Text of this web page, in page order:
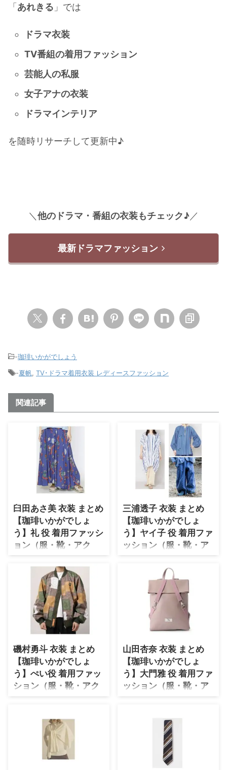
「 あれきる 」では
ドラマ衣装
TV番組の着用ファッション
芸能人の私服
女子アナの衣装
ドラマインテリア
を随時リサーチして更新中♪
＼他のドラマ・番組の衣装もチェック♪／
最新ドラマファッション
-珈琲いかがでしょう
-夏帆, TV･ドラマ着用衣装 レディースファッション
関連記事
臼田あさ美 衣装 まとめ
【珈琲いかがでしょ
う】礼 役 着用ファッシ
ョン（服・靴・アク
セ・バッグなど）ブラ
ンド紹介♪
臼田あさ美さんがドラマ【珈琲い
かがでしょう】礼 役で着用して
いるファッション・衣装（服・バ
ッグ・アクセサリー・腕時計・靴
など）のブランドやコーデを最終
話までまとめています♪(*^^*)
【随時チェックして更新！】
《日本テレビ》2021年 春ドラマ
♪ 臼田あさ美さんのプロフィー
ル（年齢・身長）過去に出演した
ドラマの衣装 生年月日 1984年10
⇒ 臼田あさ美さんの衣 ...
三浦透子 衣装 まとめ
【珈琲いかがでしょ
う】ヤイ子 役 着用ファ
ッション（服・靴・ア
クセ・バッグなど）ブ
ランド紹介♪
三浦透子さんがドラマ【珈琲いか
がでしょう】ヤイ子役で着用して
いるファッション・衣装（服・バ
ッグ・アクセサリー・腕時計・靴
など）のブランドやコーデを最終
話までまとめています♪(*^^*)
【随時チェックして更新！】
三浦透子さんのプロフィール（年
齢・身長）過去に出演したドラマ
の衣装 生年月日 1996年10月20
日(歳) 身長 157cm ドラマの服装
磯村勇斗 衣装 まとめ
【珈琲いかがでしょ
う】ぺい役 着用ファッ
ション（服・靴・アク
セ・バッグなど）ブラ
磯村勇斗さんがドラマ【珈琲いか
がでしょう】杉三平（通称・ぺ
い）役で着用しているファッショ
ン・衣装（服・バッグ・アクセサ
山田杏奈 衣装 まとめ
【珈琲いかがでしょ
う】大門雅 役 着用ファ
ッション（服・靴・ア
クセ・バッグなど）ブ
山田杏奈さんがドラマ【珈琲いか
がでしょう】大門雅 役で着用し
ているファッション・衣装（服・
バッグ・アクセサリー・腕時計・
靴など）のブランドやコーデを最